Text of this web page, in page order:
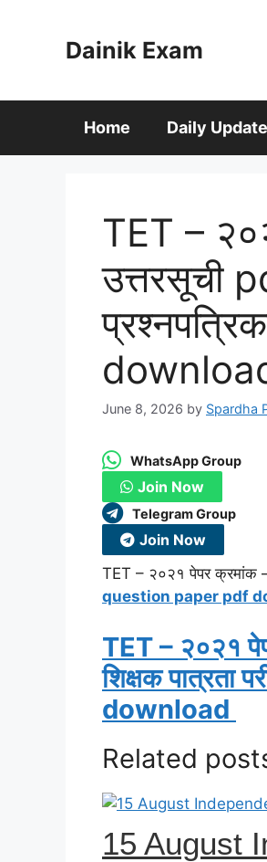
Dainik Exam
Home Daily Update
TET –
उत्तरसूची
June 8, 2026 by Spardha
WhatsApp Group
Join Now
Telegram Group
Join Now
TET – २०२१ पेपर क्रमांक –
question paper pdf
TET – २०२१
शिक्षक पात्रता
download
Related
15 August